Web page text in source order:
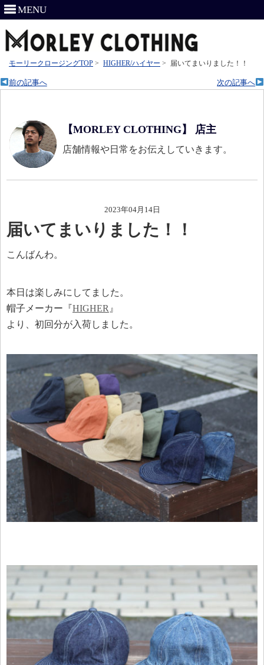
MENU
モーリークロージングTOP > HIGHER/ハイヤー > 届いてまいりました！！
次の記事へ
前の記事へ
【MORLEY CLOTHING】 店主
店舗情報や日常をお伝えしていきます。
2023年04月14日
届いてまいりました！！
こんばんわ。
本日は楽しみにしてました。
帽子メーカー『HIGHER 』
より、初回分が入荷しました。